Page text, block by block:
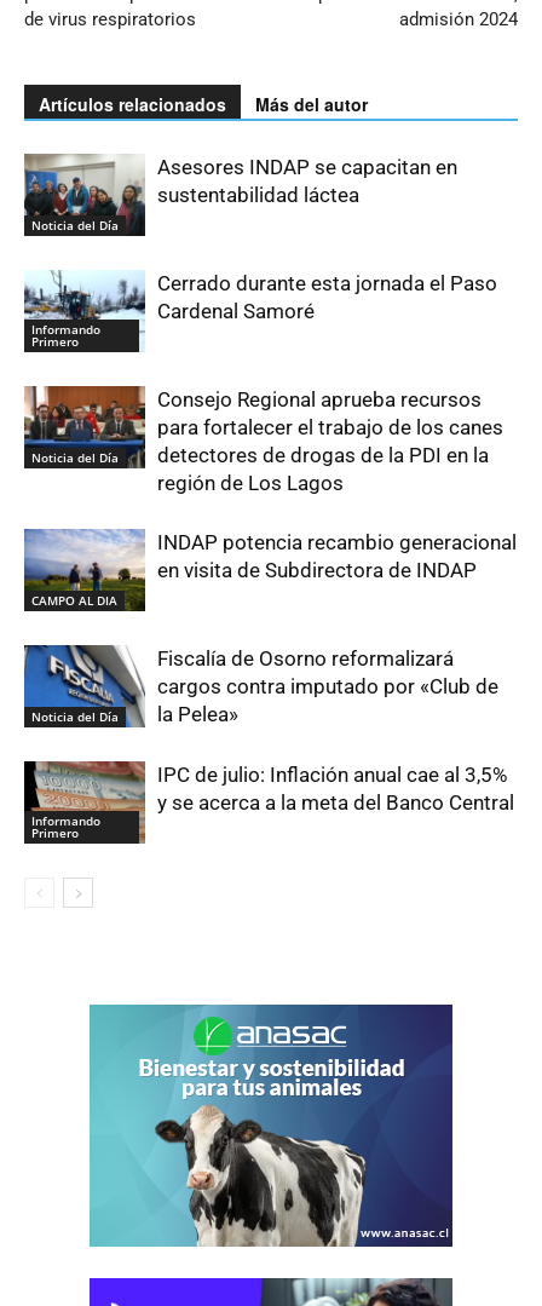
de virus respiratorios
admisión 2024
Artículos relacionados Más del autor
Noticia del Día
Asesores INDAP se capacitan en
sustentabilidad láctea
Informando
Primero
Cerrado durante esta jornada el Paso
Cardenal Samoré
Noticia del Día
Consejo Regional aprueba recursos
para fortalecer el trabajo de los canes
detectores de drogas de la PDI en la
región de Los Lagos
CAMPO AL DIA
INDAP potencia recambio generacional
en visita de Subdirectora de INDAP
Noticia del Día
Fiscalía de Osorno reformalizará
cargos contra imputado por «Club de
la Pelea»
Informando
Primero
IPC de julio: Inflación anual cae al 3,5%
y se acerca a la meta del Banco Central